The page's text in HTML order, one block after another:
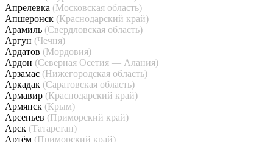
Апрелевка (Московская область)
Апшеронск (Краснодарский край)
Арамиль (Свердловская область)
Аргун (Чечня)
Ардатов (Мордовия)
Ардон (Северная Осетия — Алания)
Арзамас (Нижегородская область)
Аркадак (Саратовская область)
Армавир (Краснодарский край)
Армянск (Крым)
Арсеньев (Приморский край)
Арск (Татарстан)
Артём (Приморский край)